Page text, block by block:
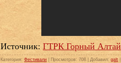
Источник: ГТРК Горный Алтай
Категория: Фестивали Просмотров: 708 | Добавил: galt